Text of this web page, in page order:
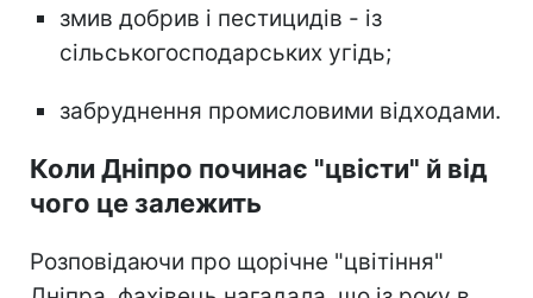
змив добрив і пестицидів - із
сільськогосподарських угідь;
забруднення промисловими відходами.
Коли Дніпро починає "цвісти" й від
чого це залежить
Розповідаючи про щорічне "цвітіння"